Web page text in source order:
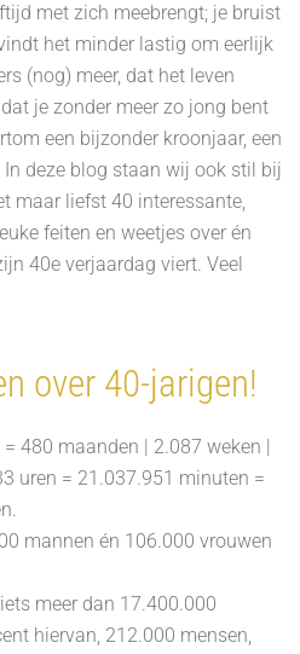
met zich meebrengt; je bruist
het minder lastig om eerlijk
(nog) meer, dat het leven
je zonder meer zo jong bent
een bijzonder kroonjaar, een
deze blog staan wij ook stil bij
maar liefst 40 interessante,
feiten en weetjes over én
40e verjaardag viert. Veel
over 40-jarigen!
480 maanden | 2.087 weken |
uren = 21.037.951 minuten =
mannen én 106.000 vrouwen
meer dan 17.400.000
hiervan, 212.000 mensen,